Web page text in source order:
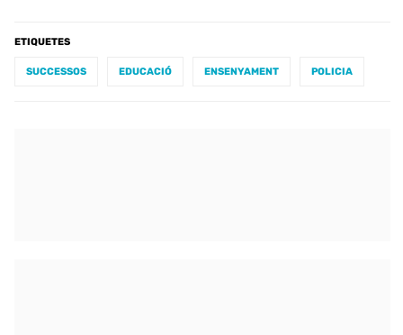
ETIQUETES
SUCCESSOS EDUCACIÓ ENSENYAMENT POLICIA